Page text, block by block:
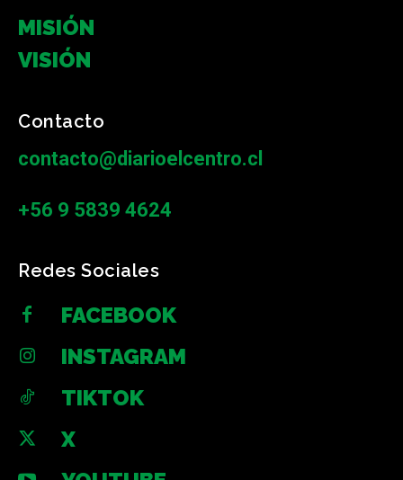
MISIÓN
VISIÓN
Contacto
contacto@diarioelcentro.cl
+56 9 5839 4624
Redes Sociales
FACEBOOK
INSTAGRAM
TIKTOK
X